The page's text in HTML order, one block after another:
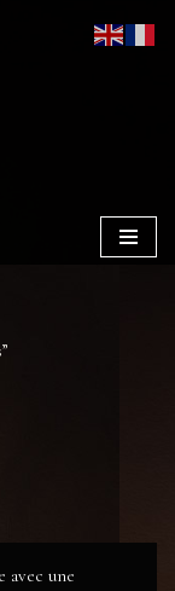
avec une